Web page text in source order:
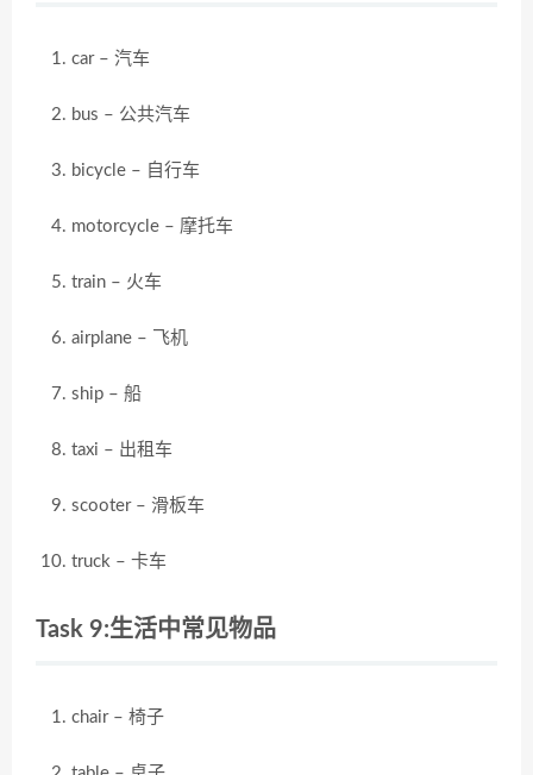
car – 汽车
bus – 公共汽车
bicycle – 自行车
motorcycle – 摩托车
train – 火车
airplane – 飞机
ship – 船
taxi – 出租车
scooter – 滑板车
truck – 卡车
Task 9:生活中常见物品
chair – 椅子